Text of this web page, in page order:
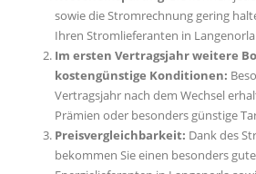
sowie die Stromrechnung gering
Ihren Stromlieferanten in
Im ersten Vertragsjahr weitere
kostengünstige Konditionen:
Vertragsjahr nach dem Wechsel
Prämien oder besonders günstige
Preisvergleichbarkeit: Dank des
bekommen Sie einen besonders